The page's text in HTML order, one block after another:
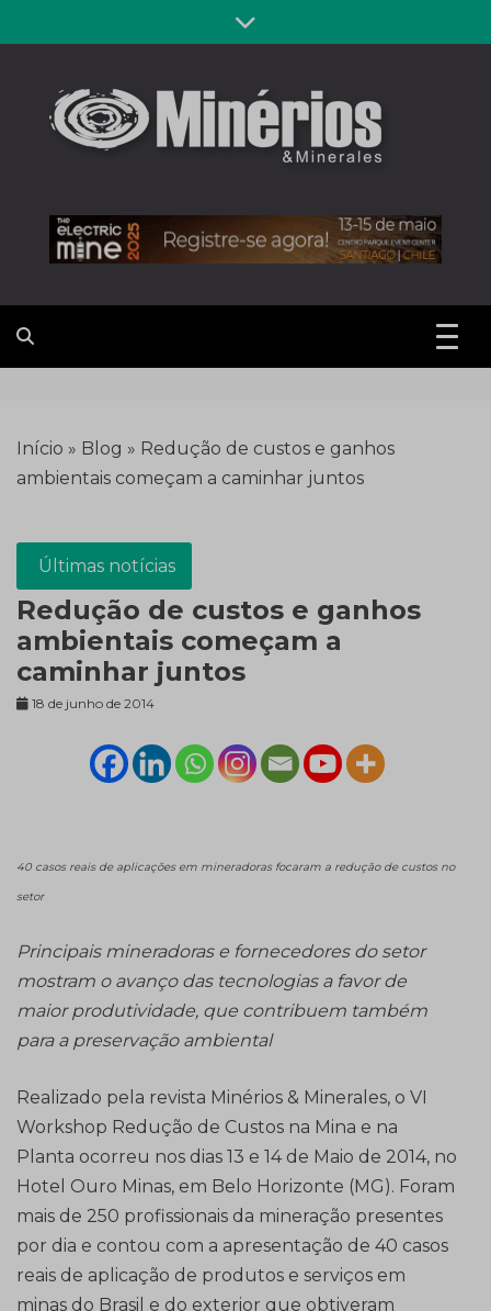
to
Revista
Minérios &
Minerales
Início » Blog » Redução de custos e ganhos
ambientais começam a caminhar juntos
Últimas notícias
Redução de custos e ganhos
ambientais começam a
caminhar juntos
18 de junho de 2014
40 casos reais de aplicações em mineradoras focaram a redução de custos no
setor
Principais mineradoras e fornecedores do setor
mostram o avanço das tecnologias a favor de
maior produtividade, que contribuem também
para a preservação ambiental
Realizado pela revista Minérios & Minerales, o VI
Workshop Redução de Custos na Mina e na
Planta ocorreu nos dias 13 e 14 de Maio de 2014, no
Hotel Ouro Minas, em Belo Horizonte (MG). Foram
mais de 250 profissionais da mineração presentes
por dia e contou com a apresentação de 40 casos
reais de aplicação de produtos e serviços em
minas do Brasil e do exterior que obtiveram